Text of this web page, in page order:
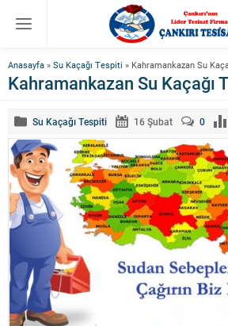
Anasayfa » Su Kaçağı Tespiti » Kahramankazan Su
Kahramankazan Su Kaçağı
Su Kaçağı Tespiti 16 Şubat 0